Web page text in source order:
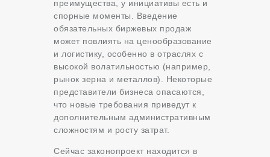
преимущества, у инициативы есть и
спорные моменты. Введение
обязательных биржевых продаж
может повлиять на ценообразование
и логистику, особенно в отраслях с
высокой волатильностью (например,
рынок зерна и металлов). Некоторые
представители бизнеса опасаются,
что новые требования приведут к
дополнительным административным
сложностям и росту затрат.
Сейчас законопроект находится в